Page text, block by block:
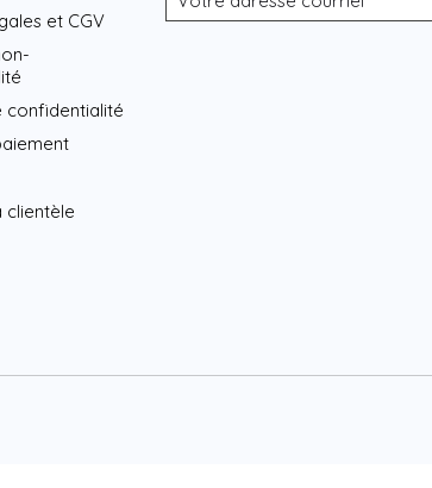
et CGV
confidentialité
clientèle